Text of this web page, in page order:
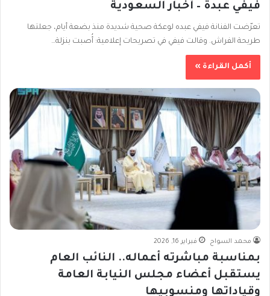
فيفي عبدة – أخبار السعودية
تعرّضت الفنانة فيفي عبده لوعكة صحية شديدة منذ بضعة أيام، جعلتها
طريحة الفراش. وقالت فيفي في تصريحات إعلامية: أُصبت بنزلة…
أكمل القراءة »
محمد السواح فبراير 16, 2026
بمناسبة مباشرته أعماله.. النائب العام
يستقبل أعضاء مجلس النيابة العامة
وقياداتها ومنسوبيها